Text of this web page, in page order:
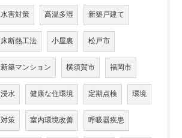
水害対策 高温多湿 新築戸建て
床断熱工法 小屋裏 松戸市
新築マンション 横須賀市 福岡市
浸水 健康な住環境 定期点検 環境
対策 室内環境改善 呼吸器疾患